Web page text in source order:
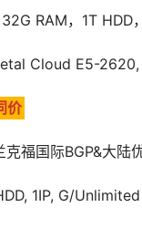
RAM，1T HDD
Cloud E5-
价
福国际BGP&大陆
1IP, G/